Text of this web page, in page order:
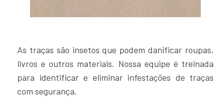
As traças são insetos que podem danificar roupas,
livros e outros materiais. Nossa equipe é treinada
para identificar e eliminar infestações de traças
com segurança.